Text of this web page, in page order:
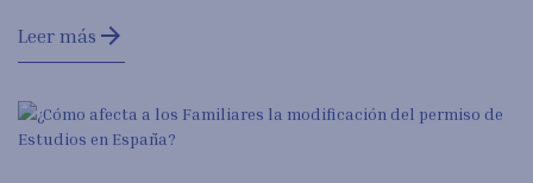
Leer más arrow_forward